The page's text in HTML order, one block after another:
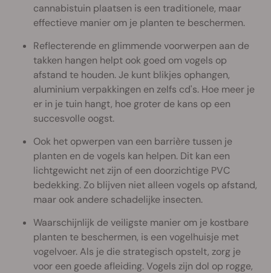
cannabistuin plaatsen is een traditionele, maar
effectieve manier om je planten te beschermen.
Reflecterende en glimmende voorwerpen aan de
takken hangen helpt ook goed om vogels op
afstand te houden. Je kunt blikjes ophangen,
aluminium verpakkingen en zelfs cd's. Hoe meer je
er in je tuin hangt, hoe groter de kans op een
succesvolle oogst.
Ook het opwerpen van een barrière tussen je
planten en de vogels kan helpen. Dit kan een
lichtgewicht net zijn of een doorzichtige PVC
bedekking. Zo blijven niet alleen vogels op afstand,
maar ook andere schadelijke insecten.
Waarschijnlijk de veiligste manier om je kostbare
planten te beschermen, is een vogelhuisje met
vogelvoer. Als je die strategisch opstelt, zorg je
voor een goede afleiding. Vogels zijn dol op rogge,